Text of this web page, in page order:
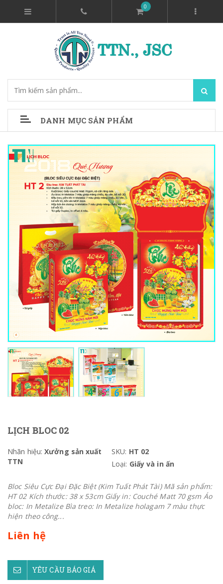
0
DANH MỤC SẢN PHẨM
LỊCH BLOC 02
Nhãn hiệu: Xưởng sản xuất
TTN
SKU: HT 02
Loại: Giấy và in ấn
Bloc Siêu Cực Đại Đặc Biệt (Kim Tuất Phát Tài) Mã sản phẩm:
HT 02 Kích thước: 38 x 53cm Giấy in: Couché Matt 70 gsm Áo
bloc: In Metalize Bìa treo: In Metalize holagam 7 màu thực
hiện theo công...
Liên hệ
YÊU CẦU BÁO GIÁ